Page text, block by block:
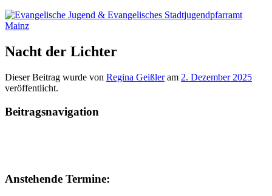
Nacht der Lichter
Dieser Beitrag wurde von Regina Geißleram 2. Dezember 2025
veröffentlicht.
Beitragsnavigation
Anstehende Termine: